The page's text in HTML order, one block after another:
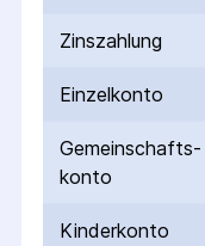
Zinszahlung
Einzelkonto
Gemeinschafts­
konto
Kinderkonto